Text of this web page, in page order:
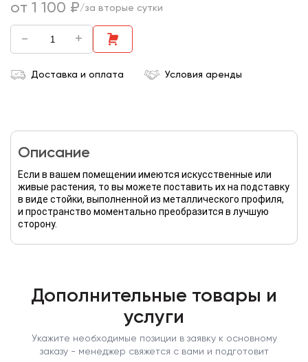
от 1 100 ₽/за вторые сутки
- +
Доставка и оплата Условия аренды
Описание
Если в вашем помещении имеются искусственные или
живые растения, то вы можете поставить их на подставку
в виде стойки, выполненной из металлического профиля,
и пространство моментально преобразится в лучшую
сторону.
Дополнительные товары и
услуги
Укажите необходимые позиции в заявку к основному
заказу - менеджер свяжется с вами и подготовит